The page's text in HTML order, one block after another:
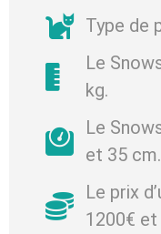
Type de
Le
kg.
Le
et 35 cm.
Le prix
1200€ et